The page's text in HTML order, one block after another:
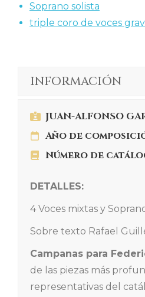
Soprano solista
triple coro de voces
INFORMACIÓN
JUAN-ALFONSO
Año de
Número de
DETALLES:
4 Voces mixtas y
Sobre texto Rafael
Campanas para
de las piezas más
representativas del